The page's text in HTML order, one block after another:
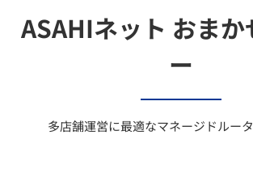
ASAHIネット おまか
ー
多店舗運営に最適なマネージドルー